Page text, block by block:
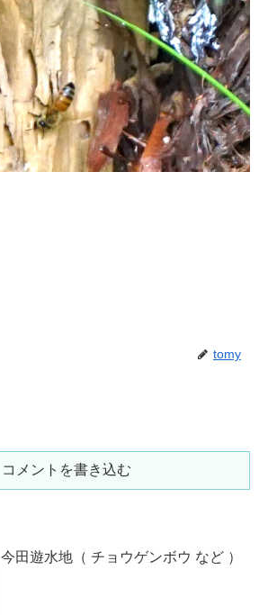
tomy
コメントを書き込む
今田遊水地（ チョウゲンボウ など ）